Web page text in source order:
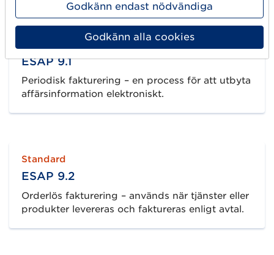
ESAP 9.1
Periodisk fakturering – en process för att utbyta
affärsinformation elektroniskt.
Standard
ESAP 9.2
Orderlös fakturering – används när tjänster eller
produkter levereras och faktureras enligt avtal.
Godkänn endast nödvändiga
Godkänn alla cookies